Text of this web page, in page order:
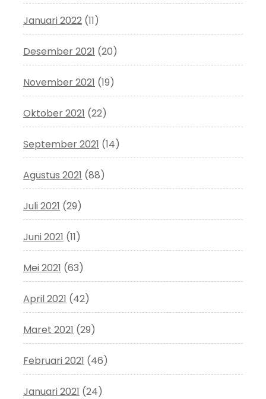
Januari 2022 (11)
Desember 2021 (20)
November 2021 (19)
Oktober 2021 (22)
September 2021 (14)
Agustus 2021 (88)
Juli 2021 (29)
Juni 2021 (11)
Mei 2021 (63)
April 2021 (42)
Maret 2021 (29)
Februari 2021 (46)
Januari 2021 (24)